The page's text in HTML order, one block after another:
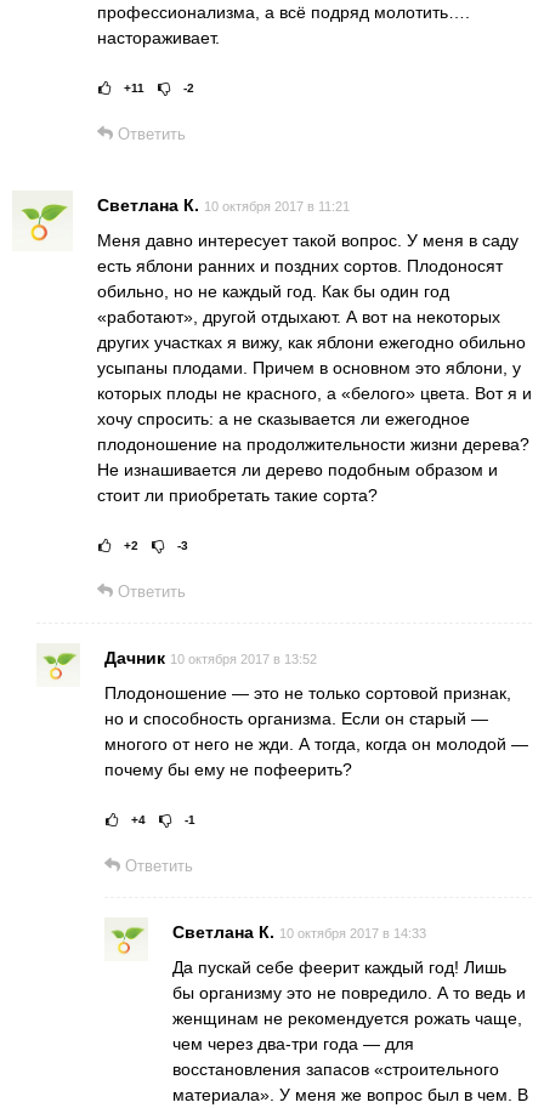
профессионализма, а всё подряд молотить….
настораживает.
Рейтинг статьи:
+11 -2
Ответить
Светлана К. 10 октября 2017 в 11:21
Меня давно интересует такой вопрос. У меня в саду
есть яблони ранних и поздних сортов. Плодоносят
обильно, но не каждый год. Как бы один год
«работают», другой отдыхают. А вот на некоторых
других участках я вижу, как яблони ежегодно обильно
усыпаны плодами. Причем в основном это яблони, у
которых плоды не красного, а «белого» цвета. Вот я и
хочу спросить: а не сказывается ли ежегодное
плодоношение на продолжительности жизни дерева?
Не изнашивается ли дерево подобным образом и
стоит ли приобретать такие сорта?
Рейтинг статьи:
+2 -3
Ответить
Дачник 10 октября 2017 в 13:52
Плодоношение — это не только сортовой признак,
но и способность организма. Если он старый —
многого от него не жди. А тогда, когда он молодой —
почему бы ему не пофеерить?
Рейтинг статьи:
+4 -1
Ответить
Светлана К. 10 октября 2017 в 14:33
Да пускай себе феерит каждый год! Лишь
бы организму это не повредило. А то ведь и
женщинам не рекомендуется рожать чаще,
чем через два-три года — для
восстановления запасов «строительного
материала». У меня же вопрос был в чем. В